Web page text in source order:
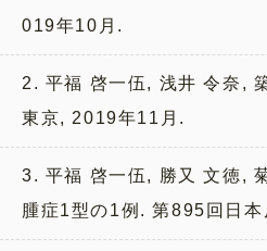
019年10月.
2. 平福 啓一伍, 浅井 令奈,
東京, 2019年11月.
3. 平福 啓一伍, 勝又 文徳,
腫症1型の1例. 第895回日